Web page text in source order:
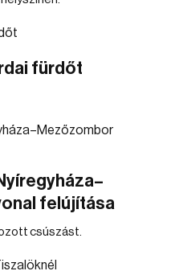
fürdőt
felújítása
csúszást.